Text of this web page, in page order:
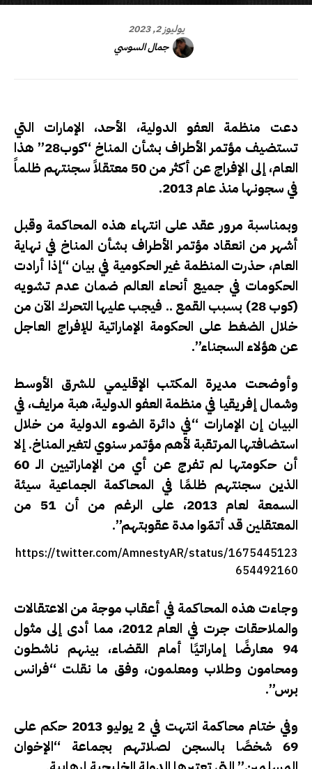
يوليوز 2, 2023
جمال السوسي
دعت منظمة العفو الدولية، الأحد، الإمارات التي
تستضيف مؤتمر الأطراف بشأن المناخ “كوب28” هذا
العام، إلى الإفراج عن أكثر من 50 معتقلاً سجنتهم ظلماً
في سجونها منذ عام 2013.
وبمناسبة مرور عقد على انتهاء هذه المحاكمة وقبل
أشهر من انعقاد مؤتمر الأطراف بشأن المناخ في نهاية
العام، حذرت المنظمة غير الحكومية في بيان “إذا أرادت
الحكومات في جميع أنحاء العالم ضمان عدم تشويه
(كوب 28) بسبب القمع .. فيجب عليها التحرك الآن من
خلال الضغط على الحكومة الإماراتية للإفراج العاجل
عن هؤلاء السجناء”.
وأوضحت مديرة المكتب الإقليمي للشرق الأوسط
وشمال إفريقيا في منظمة العفو الدولية، هبة مرايف، في
البيان إن الإمارات “في دائرة الضوء الدولية من خلال
استضافتها المرتقبة لأهم مؤتمر سنوي لتغير المناخ. إلا
أن حكومتها لم تفرج عن أي من الإماراتيين الـ 60
الذين سجنتهم ظلمًا في المحاكمة الجماعية سيئة
السمعة لعام 2013، على الرغم من أن 51 من
المعتقلين قد أتمّوا مدة عقوبتهم”.
https://twitter.com/AmnestyAR/status/1675445123
654492160
وجاءت هذه المحاكمة في أعقاب موجة من الاعتقالات
والملاحقات جرت في العام 2012، مما أدى إلى مثول
94 معارضًا إماراتيًا أمام القضاء، بينهم ناشطون
ومحامون وطلاب ومعلمون، وفق ما نقلت “فرانس
برس”.
وفي ختام محاكمة انتهت في 2 يوليو 2013 حكم على
69 شخصًا بالسجن لصلاتهم بجماعة “الإخوان